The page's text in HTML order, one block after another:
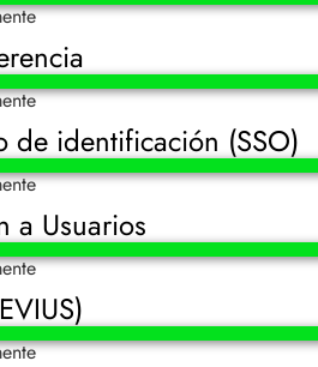
de identificación (SSO)
a Usuarios